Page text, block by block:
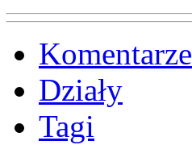
Komentarze
Działy
Tagi